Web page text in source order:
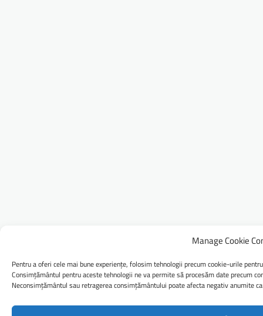
Manage Cookie
Pentru a oferi cele mai bune experiențe, folosim tehnologii precum cookie-urile
Consimțământul pentru aceste tehnologii ne va permite să procesăm date precum
Neconsimțământul sau retragerea consimțământului poate afecta negativ anumite